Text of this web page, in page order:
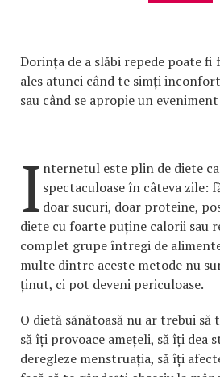
Dorința de a slăbi repede poate
ales atunci când te simți
sau când se apropie un
I nternetul este plin de diete
spectaculoase în câteva zile:
doar sucuri, doar proteine,
diete cu foarte puține calorii sau
complet grupe întregi de
multe dintre aceste metode nu
ținut, ci pot deveni periculoase.
O dietă sănătoasă nu ar trebui să
să îți provoace amețeli, să îți dea
deregleze menstruația, să îți